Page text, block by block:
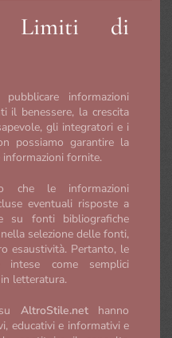
Limiti di
informazioni
il benessere, la crescita
gli integratori e i
possiamo garantire la
fornite.
che le informazioni
eventuali risposte a
su fonti bibliografiche
selezione delle fonti,
esaustività. Pertanto, le
intese come semplici
letteratura.
AltroStile.nethanno
educativi e informativi e